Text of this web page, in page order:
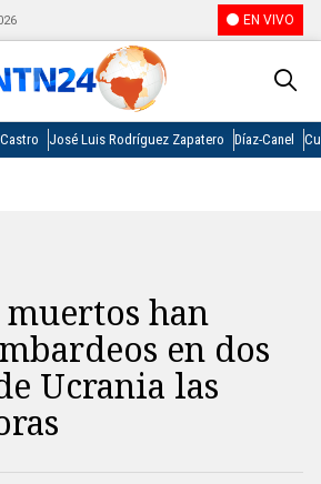
EN VIVO
José Luis Rodríguez Zapatero Díaz-Canel
muertos han
en dos
Ucrania las